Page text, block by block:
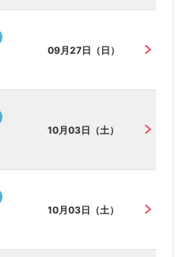
09月27日（日）
10月03日（土）
10月03日（土）